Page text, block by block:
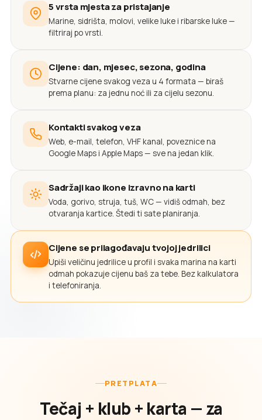
5 vrsta mjesta za pristajanje
Marine, sidrišta, molovi, velike luke i ribarske luke —
filtriraj po vrsti.
Cijene: dan, mjesec, sezona, godina
Stvarne cijene svakog veza u 4 formata — biraš
prema planu: za jednu noć ili za cijelu sezonu.
Kontakti svakog veza
Web, e-mail, telefon, VHF kanal, poveznice na
Google Maps i Apple Maps — sve na jedan klik.
Sadržaji kao ikone izravno na karti
Voda, gorivo, struja, tuš, WC — vidiš odmah, bez
otvaranja kartice. Štedi ti sate planiranja.
Cijene se prilagođavaju tvojoj jedrilici
Upiši veličinu jedrilice u profil i svaka marina na karti
odmah pokazuje cijenu baš za tebe. Bez kalkulatora
i telefoniranja.
PRETPLATA
Tečaj + klub + karta — za